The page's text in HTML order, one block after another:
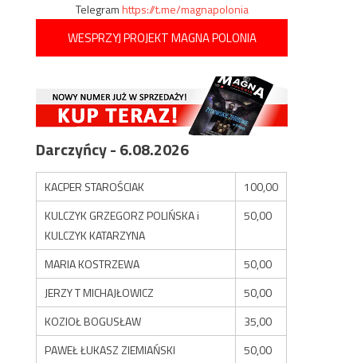
Telegramhttps://t.me/magnapolonia
WESPRZYJ PROJEKT MAGNA POLONIA
Darczyńcy - 6.08.2026
KACPER STAROŚCIAK
100,00
KULCZYK GRZEGORZ POLIŃSKA i
KULCZYK KATARZYNA
50,00
MARIA KOSTRZEWA
50,00
JERZY T MICHAJŁOWICZ
50,00
KOZIOŁ BOGUSŁAW
35,00
PAWEŁ ŁUKASZ ZIEMIAŃSKI
50,00